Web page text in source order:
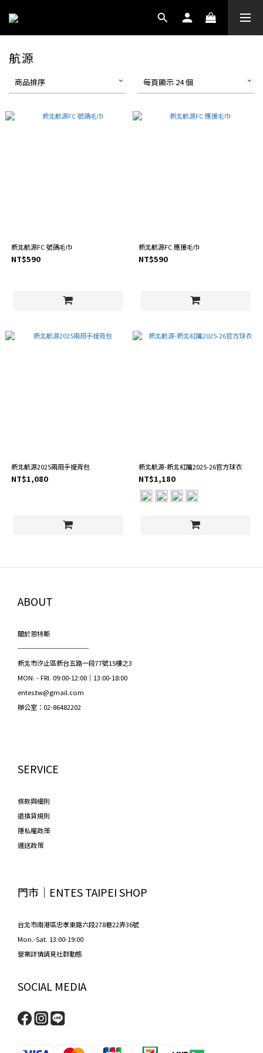
航源
商品排序 每頁顯示 24 個
新北航源FC 號碼毛巾
NT$590
新北航源FC 應援毛巾
NT$590
新北航源2025兩用手提背包
NT$1,080
新北航源-新北紅魔2025-26官方球衣
NT$1,180
ABOUT
關於恩特斯
───────────
新北市汐止區新台五路一段77號15樓之3
MON. - FRI. 09:00-12:00｜13:00-18:00
entes.tw@gmail.com
辦公室：02-86482202
SERVICE
條款與細則
退換貨規則
隱私權政策
運送政策
門市│ENTES TAIPEI SHOP
台北市南港區忠孝東路六段278巷22弄36號
Mon.-Sat. 13:00-19:00
營業詳情請見社群動態
SOCIAL MEDIA